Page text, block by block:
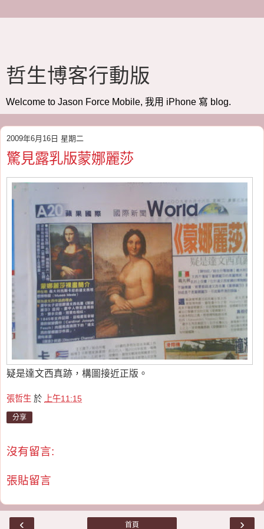
哲生博客行動版
Welcome to Jason Force Mobile, 我用 iPhone 寫 blog.
2009年6月16日 星期二
驚見露乳版蒙娜麗莎
疑是達文西真跡，構圖接近正版。
張哲生 於 上午11:15
分享
沒有留言:
張貼留言
‹ ›
首頁